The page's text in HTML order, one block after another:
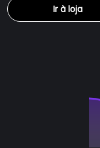
Ir à loja